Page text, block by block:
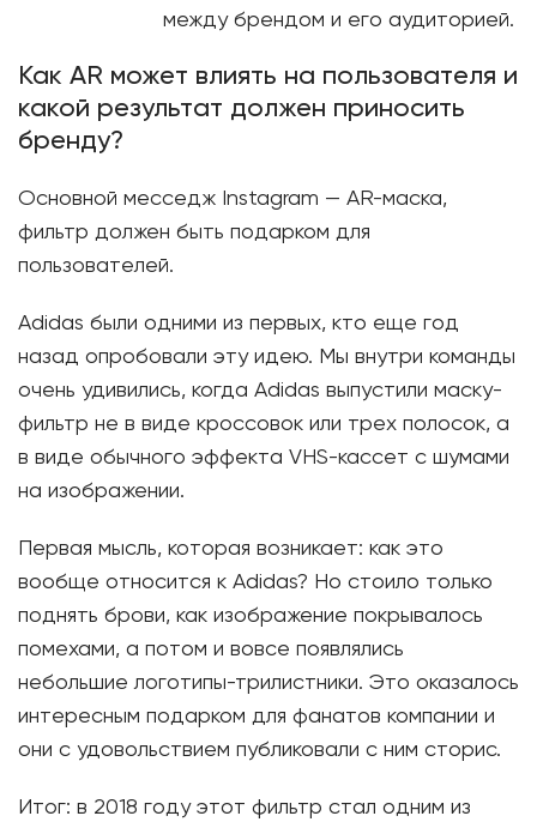
между брендом и его аудиторией.
Как AR может влиять на пользователя и
какой результат должен приносить
бренду?
Основной месседж Instagram — AR-маска,
фильтр должен быть подарком для
пользователей.
Adidas были одними из первых, кто еще год
назад опробовали эту идею. Мы внутри команды
очень удивились, когда Adidas выпустили маску-
фильтр не в виде кроссовок или трех полосок, а
в виде обычного эффекта VHS-кассет с шумами
на изображении.
Первая мысль, которая возникает: как это
вообще относится к Adidas? Но стоило только
поднять брови, как изображение покрывалось
помехами, а потом и вовсе появлялись
небольшие логотипы-трилистники. Это оказалось
интересным подарком для фанатов компании и
они с удовольствием публиковали с ним сторис.
Итог: в 2018 году этот фильтр стал одним из